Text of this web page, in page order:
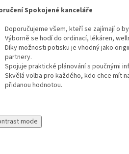
Spokojené kanceláře
Doporučujeme všem, kteří se zajímají o
Výborně se hodí do ordinací, lékáren,
Díky možnosti potisku je vhodný jako
partnery.
Spojuje praktické plánování s poučnými
Skvělá volba pro každého, kdo chce mít
přidanou hodnotou.
mode